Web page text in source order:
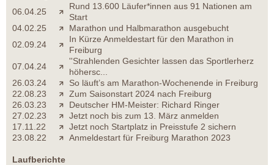
06.04.25
Rund 13.600 Läufer*innen aus 91 Nationen am
Start
04.02.25
Marathon und Halbmarathon ausgebucht
02.09.24
In Kürze Anmeldestart für den Marathon in
Freiburg
07.04.24
''Strahlenden Gesichter lassen das Sportlerherz
höhersc...
26.03.24
So läuft’s am Marathon-Wochenende in Freiburg
22.08.23
Zum Saisonstart 2024 nach Freiburg
26.03.23
Deutscher HM-Meister: Richard Ringer
27.02.23
Jetzt noch bis zum 13. März anmelden
17.11.22
Jetzt noch Startplatz in Preisstufe 2 sichern
23.08.22
Anmeldestart für Freiburg Marathon 2023
Laufberichte